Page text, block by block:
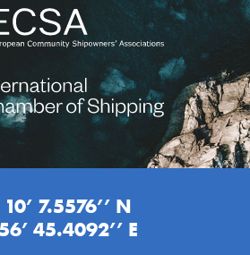
7.5576’’ N
45.4092’’ E